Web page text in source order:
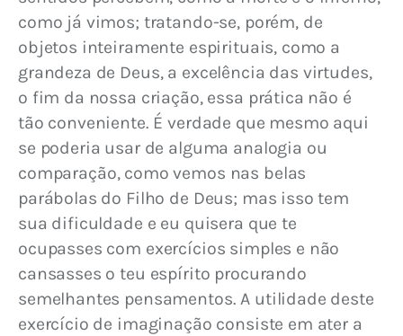
como já vimos; tratando-se, porém, de
objetos inteiramente espirituais, como a
grandeza de Deus, a excelência das virtudes,
o fim da nossa criação, essa prática não é
tão conveniente. É verdade que mesmo aqui
se poderia usar de alguma analogia ou
comparação, como vemos nas belas
parábolas do Filho de Deus; mas isso tem
sua dificuldade e eu quisera que te
ocupasses com exercícios simples e não
cansasses o teu espírito procurando
semelhantes pensamentos. A utilidade deste
exercício de imaginação consiste em ater a